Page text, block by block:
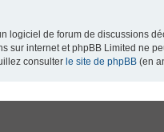
logiciel de forum de discussions
internet et phpBB Limited ne
consulter le site de phpBB (en